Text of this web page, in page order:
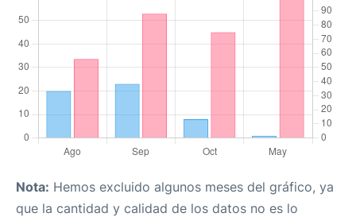
Nota: Hemos excluido algunos meses del gráfico, ya
que la cantidad y calidad de los datos no es lo